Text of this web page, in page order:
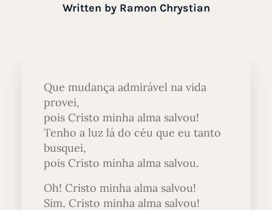
Written byRamon Chrystian
Que mudança admirável na vida
provei,
pois Cristo minha alma salvou!
Tenho a luz lá do céu que eu tanto
busquei,
pois Cristo minha alma salvou.
Oh! Cristo minha alma salvou!
Sim, Cristo minha alma salvou!